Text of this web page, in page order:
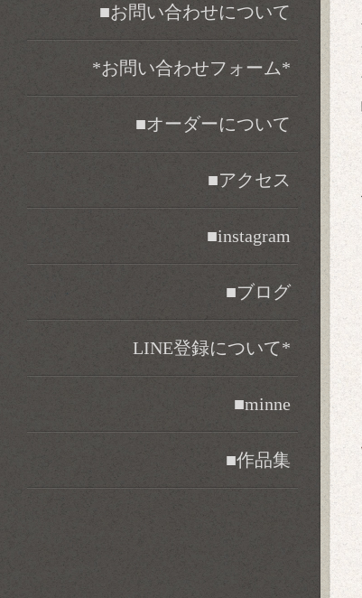
■お問い合わせについて
*お問い合わせフォーム*
■オーダーについて
■アクセス
■instagram
■ブログ
LINE登録について*
■minne
■作品集